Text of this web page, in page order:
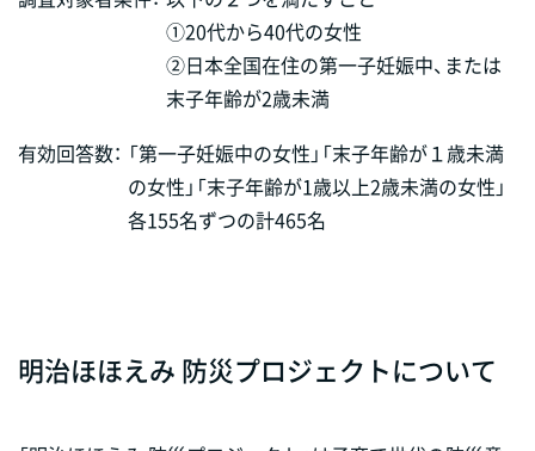
①20代から40代の女性
②日本全国在住の第一子妊娠中、または
末子年齢が2歳未満
有効回答数： 「第一子妊娠中の女性」「末子年齢が１歳未満
の女性」「末子年齢が1歳以上2歳未満の女性」
各155名ずつの計465名
明治ほほえみ 防災プロジェクトについて